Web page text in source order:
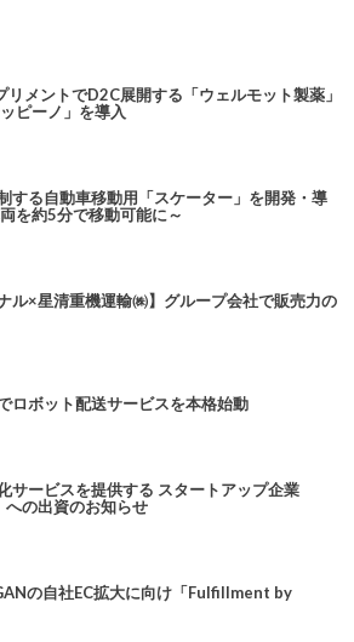
リメントでD2C展開する「ウェルモット製薬」
ピーノ」を導入
する自動車移動用「スケーター」を開発・導
を約5分で移動可能に～
ル×星清重機運輸㈱】グループ会社で販売力の
ロボット配送サービスを本格始動
サービスを提供する スタートアップ企業
への出資のお知らせ
の自社EC拡大に向け「Fulfillment by